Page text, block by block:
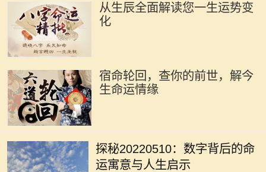
从生辰全面解读您一生运势变
化
宿命轮回，查你的前世，解今
生命运情缘
探秘20220510：数字背后的命
运寓意与人生启示
厚的寓意。尤其是在中国传统文化
中，数字不仅仅是数学符号，更是蕴
含着哲理和智慧的象征。20220510